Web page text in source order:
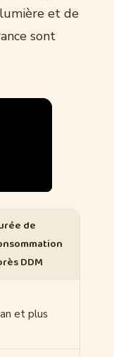
et de
sont
de
DDM
et plus